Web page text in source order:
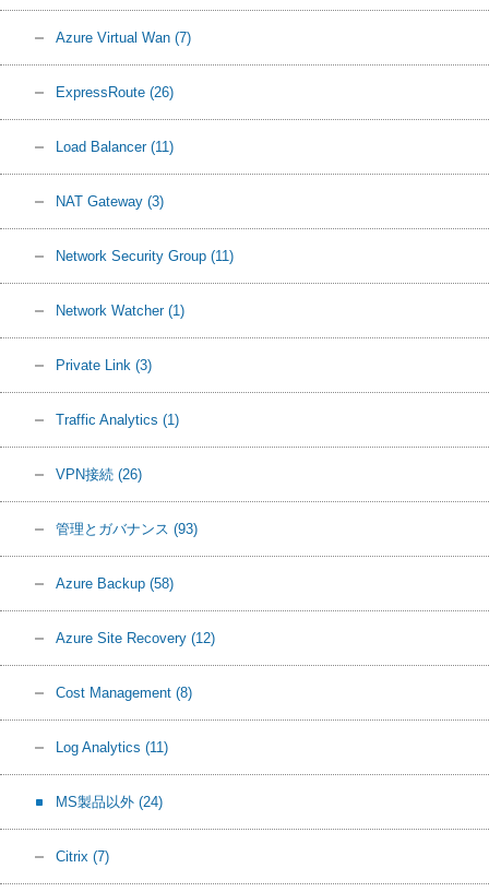
Azure Virtual Wan (7)
ExpressRoute (26)
Load Balancer (11)
NAT Gateway (3)
Network Security Group (11)
Network Watcher (1)
Private Link (3)
Traffic Analytics (1)
VPN接続 (26)
管理とガバナンス (93)
Azure Backup (58)
Azure Site Recovery (12)
Cost Management (8)
Log Analytics (11)
MS製品以外 (24)
Citrix (7)